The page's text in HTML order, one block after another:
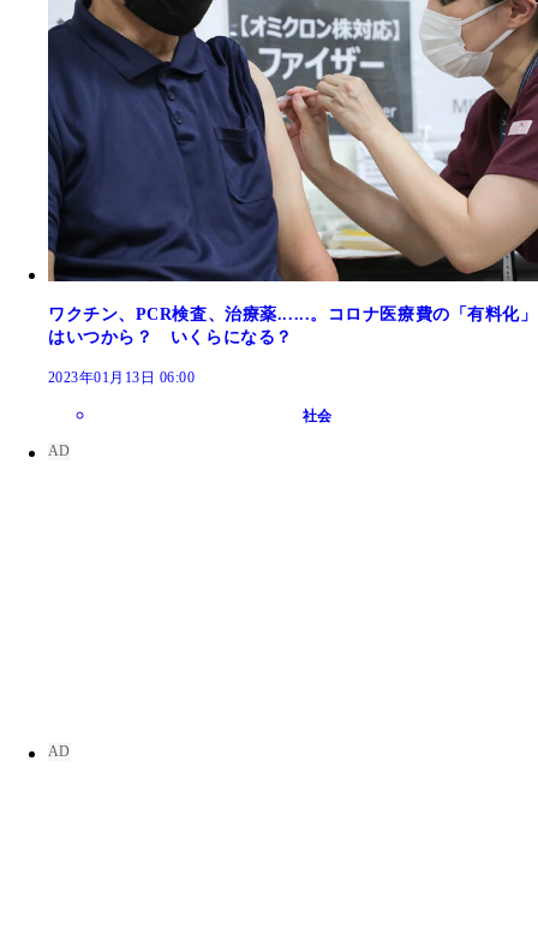
ワクチン、PCR検査、治療薬......。コロナ医療費の「有料化」
はいつから？ いくらになる？
2023年01月13日 06:00
社会